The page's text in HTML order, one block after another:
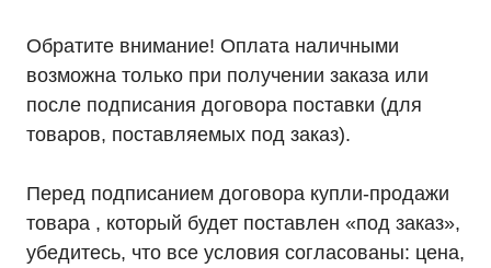
Обратите внимание! Оплата наличными
возможна только при получении заказа или
после подписания договора поставки (для
товаров, поставляемых под заказ).
Перед подписанием договора купли-продажи
товара , который будет поставлен «под заказ»,
убедитесь, что все условия согласованы: цена,